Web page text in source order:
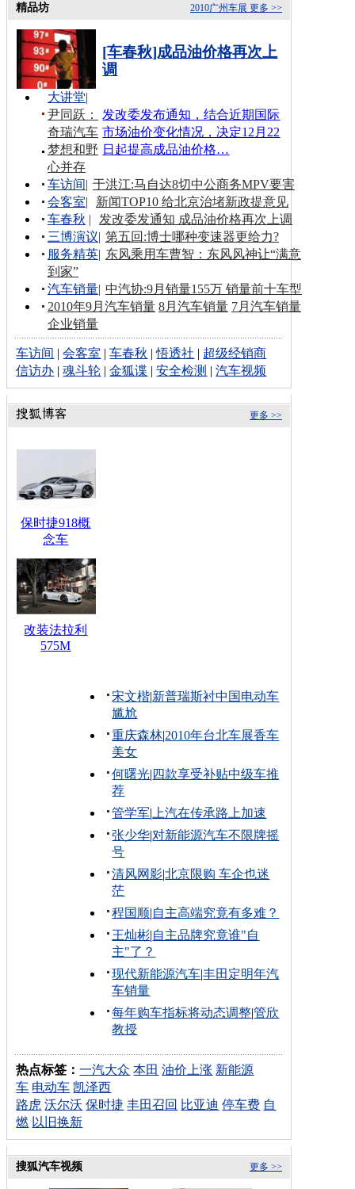
更多 >>
2010广州车展
精品坊
[车春秋]成品油价格再次上
调
发改委发布通知，结合近期国际
市场油价变化情况，决定12月22
日起提高成品油价格…
大讲堂|
尹同跃：
奇瑞汽车
梦想和野
心并存
车访间| 于洪江:马自达8切中公商务MPV要害
会客室|
新闻TOP10 给北京治堵新政提意见
车春秋 |
发改委发通知 成品油价格再次上调
三博演议| 第五回:博士哪种变速器更给力?
服务精英| 东风乘用车曹智：东风风神让“满意
到家”
汽车销量| 中汽协:9月销量155万 销量前十车型
2010年9月汽车销量 8月汽车销量 7月汽车销量
企业销量
车访间 |会客室 |车春秋 |悟透社 | 超级经销商
信访办 |魂斗轮 |金狐谍 |安全检测 |汽车视频
更多 >>
保时捷918概
念车
改装法拉利
575M
宋文楷|新普瑞斯衬中国电动车
尴尬
重庆森林|2010年台北车展香车
美女
何曙光| 四款享受补贴中级车推
荐
管学军| 上汽在传承路上加速
张少华|对新能源汽车不限牌摇
号
清风网影|北京限购 车企也迷
茫
程国顺|自主高端究竟有多难？
王灿彬|自主品牌究竟谁"自
主"了？
现代新能源汽车|丰田定明年汽
车销量
每年购车指标将动态调整|管欣
教授
热点标签：一汽大众 本田 油价上涨 新能源
车 电动车 凯泽西
路虎 沃尔沃 保时捷 丰田召回 比亚迪 停车费 自
燃 以旧换新
更多 >>
搜狐汽车视频